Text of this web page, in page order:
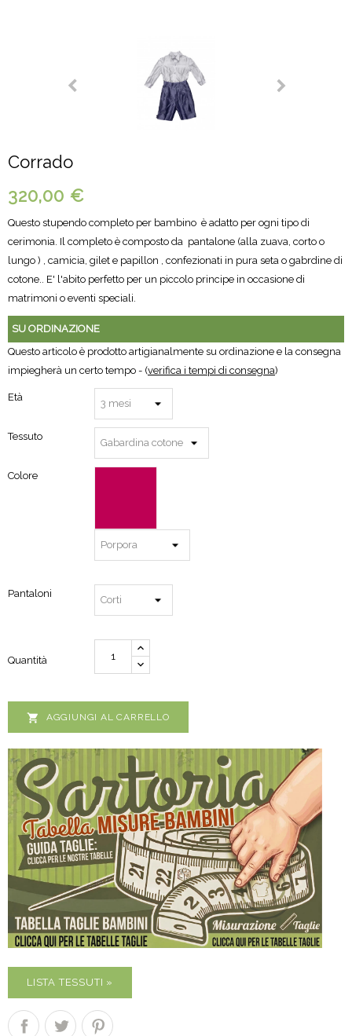
Corrado
320,00 €
Questo stupendo completo per bambino è adatto per ogni tipo di
cerimonia. Il completo è composto da pantalone (alla zuava, corto o
lungo ) , camicia, gilet e papillon , confezionati in pura seta o gabrdine di
cotone.. E' l'abito perfetto per un piccolo principe in occasione di
matrimoni o eventi speciali.
SU ORDINAZIONE
Questo articolo è prodotto artigianalmente su ordinazione e la consegna
impiegherà un certo tempo - (verifica i tempi di consegna)
Età
Tessuto
Colore
Pantaloni
Quantità
 AGGIUNGI AL CARRELLO
LISTA TESSUTI »